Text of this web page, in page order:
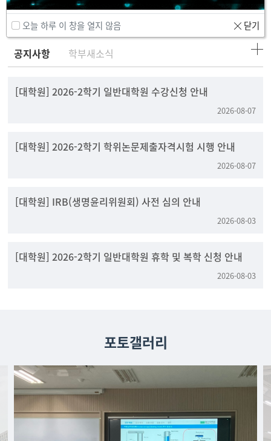
오늘 하루 이 창을 열지 않음 닫기
Community
공지사항 학부새소식
[대학원] 2026-2학기 일반대학원 수강신청 안내
2026-08-07
[대학원] 2026-2학기 학위논문제출자격시험 시행 안내
2026-08-07
[대학원] IRB(생명윤리위원회) 사전 심의 안내
2026-08-03
[대학원] 2026-2학기 일반대학원 휴학 및 복학 신청 안내
2026-08-03
포토갤러리